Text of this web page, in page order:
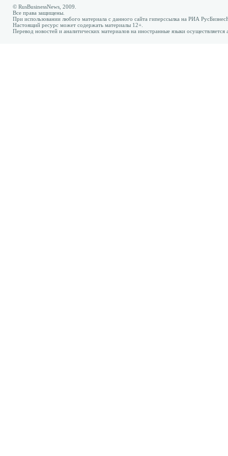
© RusBusinessNews, 2009.
Все права защищены.
При использовании любого материала с данного сайта гиперссылка на РИА
Настоящий ресурс может содержать материалы 12+.
Перевод новостей и аналитических материалов на иностранные языки осуществляется